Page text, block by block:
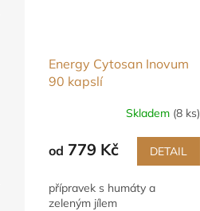
Energy Cytosan Inovum
90 kapslí
Skladem (8 ks)
od 779 Kč DETAIL
přípravek s humáty a
zeleným jílem